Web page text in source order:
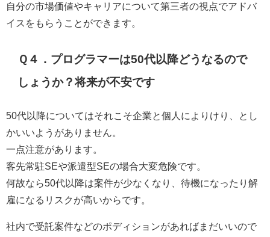
自分の市場価値やキャリアについて第三者の視点でアドバ
イスをもらうことができます。
Ｑ４．プログラマーは50代以降どうなるので
しょうか？将来が不安です
50代以降についてはそれこそ企業と個人によりけり、とし
かいいようがありません。
一点注意があります。
客先常駐SEや派遣型SEの場合大変危険です。
何故なら50代以降は案件が少なくなり、待機になったり解
雇になるリスクが高いからです。
社内で受託案件などのポディションがあればまだいいので